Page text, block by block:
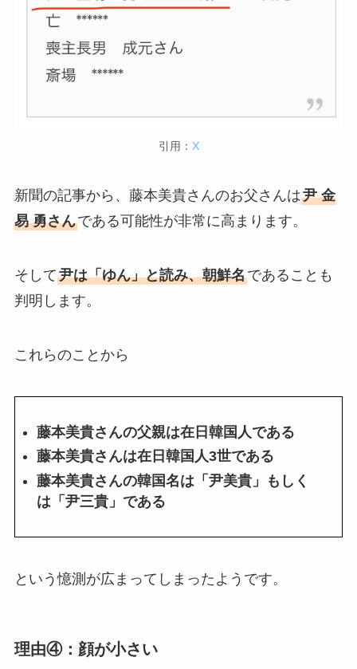
引用： X
新聞の記事から、藤本美貴さんのお父さんは尹 金
易 勇さんである可能性が非常に高まります。
そして尹は「ゆん」と読み、朝鮮名であることも
判明します。
これらのことから
藤本美貴さんの父親は在日韓国人である
藤本美貴さんは在日韓国人3世である
藤本美貴さんの韓国名は「尹美貴」もしく
は「尹三貴」である
という憶測が広まってしまったようです。
理由④：顔が小さい